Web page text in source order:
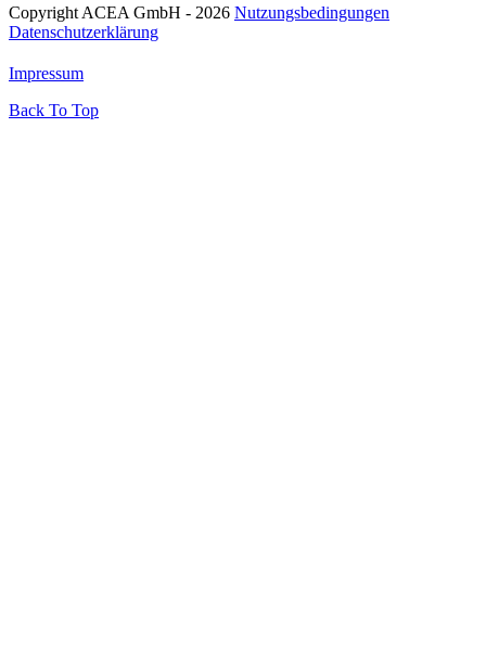
Copyright ACEA GmbH - 2026 Nutzungsbedingungen
Datenschutzerklärung
Impressum
Back To Top